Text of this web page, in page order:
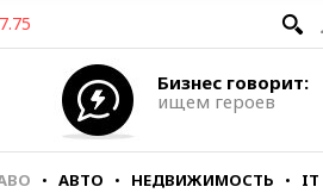
Бизнес говорит:
ищем героев
АВТО НЕДВИЖИМОСТЬ IT